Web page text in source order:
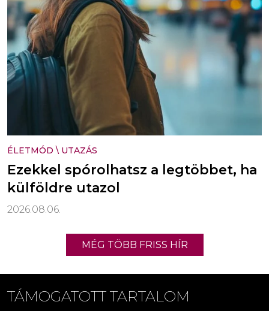
ÉLETMÓD \ UTAZÁS
Ezekkel spórolhatsz a legtöbbet, ha
külföldre utazol
2026.08.06.
MÉG TÖBB FRISS HÍR
TÁMOGATOTT TARTALOM